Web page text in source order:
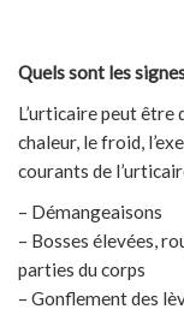
Quels sont les
L’urticaire peut être
chaleur, le froid,
courants de
– Démangeaisons
– Bosses élevées,
parties du corps
– Gonflement des